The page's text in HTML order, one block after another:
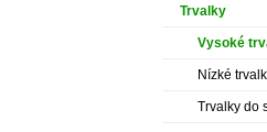
Trvalky
Vysoké
Nízké
Trvalky do